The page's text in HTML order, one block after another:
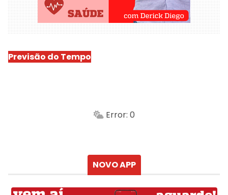
Previsão do Tempo
Min.
Error: 0
NOVO APP